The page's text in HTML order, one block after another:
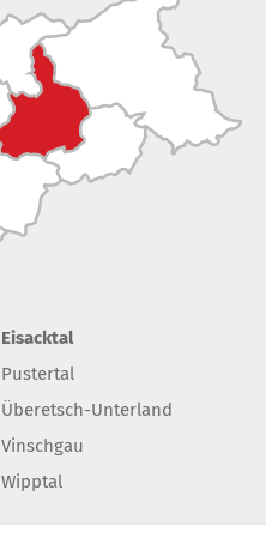
Eisacktal
Pustertal
Überetsch-Unterland
Vinschgau
Wipptal